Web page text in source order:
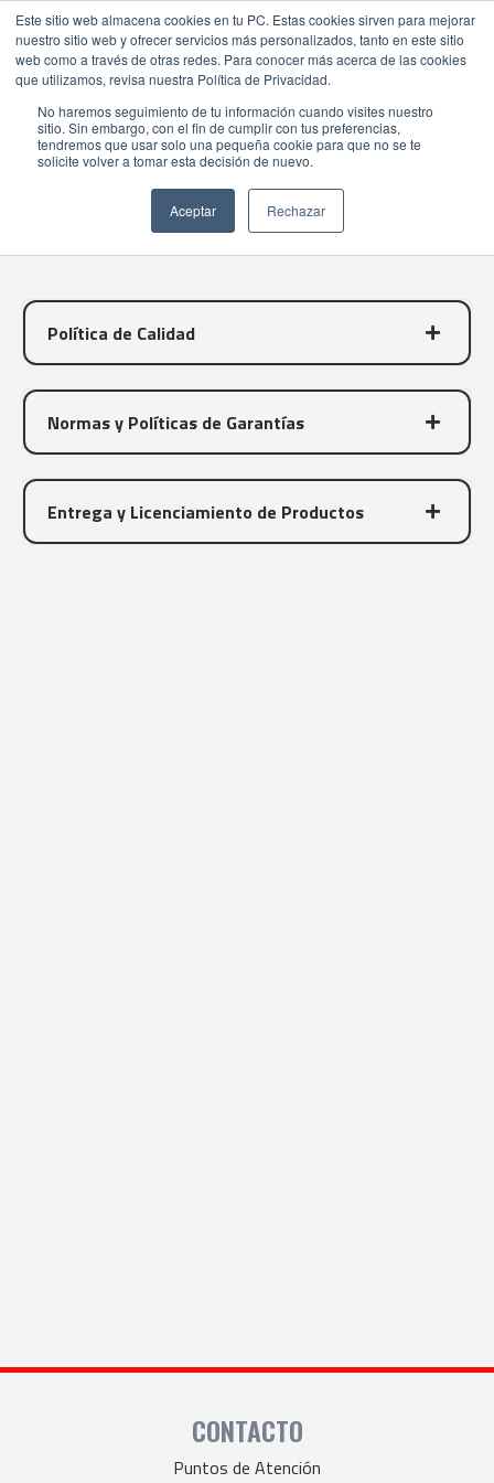
Este sitio web almacena cookies en tu PC. Estas cookies sirven para mejorar
nuestro sitio web y ofrecer servicios más personalizados, tanto en este sitio
web como a través de otras redes. Para conocer más acerca de las cookies
que utilizamos, revisa nuestra Política de Privacidad.
No haremos seguimiento de tu información cuando visites nuestro
sitio. Sin embargo, con el fin de cumplir con tus preferencias,
tendremos que usar solo una pequeña cookie para que no se te
solicite volver a tomar esta decisión de nuevo.
Aceptar Rechazar
Políticas
GENERALES
Política de Calidad
Normas y Políticas de Garantías
Entrega y Licenciamiento de Productos
CONTACTO
Puntos de Atención